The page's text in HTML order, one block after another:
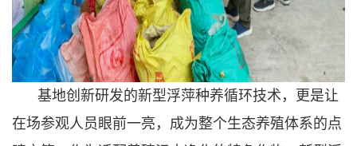
基地创新研发的新型浮萍种养循环技术，更是让
在场参观人员眼前一亮，成为整个生态养殖体系的点